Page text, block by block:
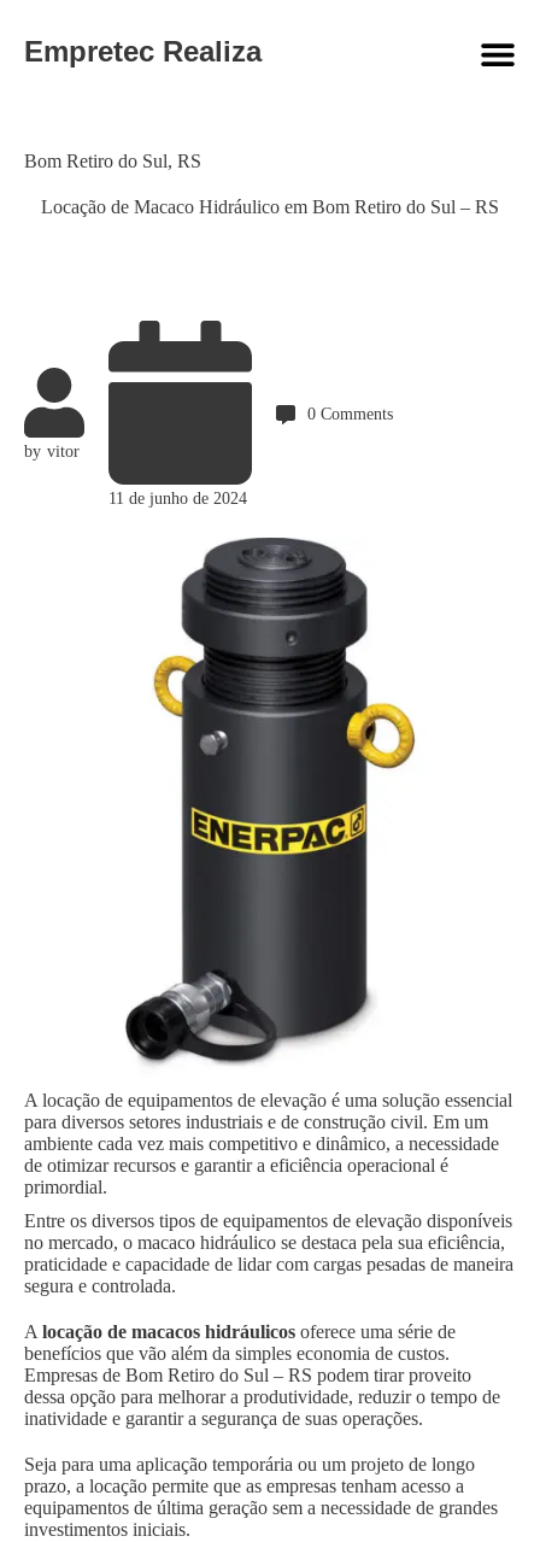
Empretec Realiza
Locação de Macaco Hidráulico em Bom Retiro do Sul – RS
Category
Bom Retiro do Sul, RS
by vitor
11 de junho de 2024
0 Comments
A locação de equipamentos de elevação é uma solução essencial
para diversos setores industriais e de construção civil. Em um
ambiente cada vez mais competitivo e dinâmico, a necessidade
de otimizar recursos e garantir a eficiência operacional é
primordial.
Entre os diversos tipos de equipamentos de elevação disponíveis
no mercado, o macaco hidráulico se destaca pela sua eficiência,
praticidade e capacidade de lidar com cargas pesadas de maneira
segura e controlada.
A locação de macacos hidráulicos oferece uma série de
benefícios que vão além da simples economia de custos.
Empresas de Bom Retiro do Sul – RS podem tirar proveito
dessa opção para melhorar a produtividade, reduzir o tempo de
inatividade e garantir a segurança de suas operações.
Seja para uma aplicação temporária ou um projeto de longo
prazo, a locação permite que as empresas tenham acesso a
equipamentos de última geração sem a necessidade de grandes
investimentos iniciais.